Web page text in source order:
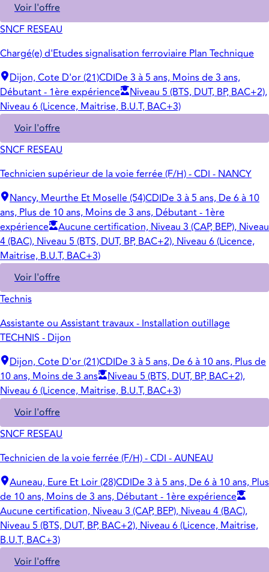
Voir l'offre
SNCF RESEAU
Chargé(e) d'Etudes signalisation ferroviaire Plan Technique
Dijon, Cote D'or (21)CDIDe 3 à 5 ans, Moins de 3 ans,
Débutant - 1ère expérience
Niveau 5 (BTS, DUT, BP, BAC+2),
Niveau 6 (Licence, Maitrise, B.U.T, BAC+3)
Voir l'offre
SNCF RESEAU
Technicien supérieur de la voie ferrée (F/H) - CDI - NANCY
Nancy, Meurthe Et Moselle (54)CDIDe 3 à 5 ans, De 6 à 10
ans, Plus de 10 ans, Moins de 3 ans, Débutant - 1ère
expérience
Aucune certification, Niveau 3 (CAP, BEP), Niveau
4 (BAC), Niveau 5 (BTS, DUT, BP, BAC+2), Niveau 6 (Licence,
Maitrise, B.U.T, BAC+3)
Voir l'offre
Technis
Assistante ou Assistant travaux - Installation outillage
TECHNIS - Dijon
Dijon, Cote D'or (21)CDIDe 3 à 5 ans, De 6 à 10 ans, Plus de
10 ans, Moins de 3 ans
Niveau 5 (BTS, DUT, BP, BAC+2),
Niveau 6 (Licence, Maitrise, B.U.T, BAC+3)
Voir l'offre
SNCF RESEAU
Technicien de la voie ferrée (F/H) - CDI - AUNEAU
Auneau, Eure Et Loir (28)CDIDe 3 à 5 ans, De 6 à 10 ans, Plus
de 10 ans, Moins de 3 ans, Débutant - 1ère expérience
Aucune certification, Niveau 3 (CAP, BEP), Niveau 4 (BAC),
Niveau 5 (BTS, DUT, BP, BAC+2), Niveau 6 (Licence, Maitrise,
B.U.T, BAC+3)
Voir l'offre